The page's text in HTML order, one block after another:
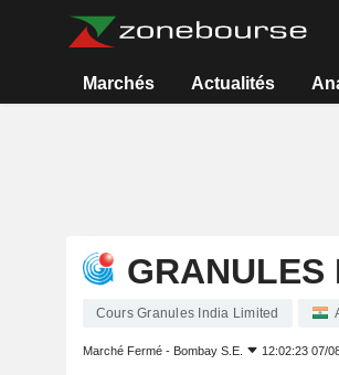
Marchés Actualités
GRANULES
Cours Granules India Limited
Marché Fermé - Bombay S.E. 12:02:23 07/